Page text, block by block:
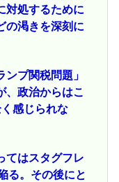
対処するために
の渇きを深刻に
プ関税問題」
、政治からはこ
感じられな
てはスタグフレ
る。その後にと